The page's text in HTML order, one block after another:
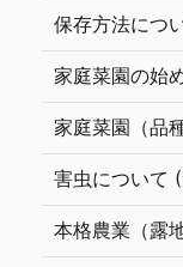
保存方法につ
家庭菜園の始
家庭菜園（品
害虫について
本格農業（露